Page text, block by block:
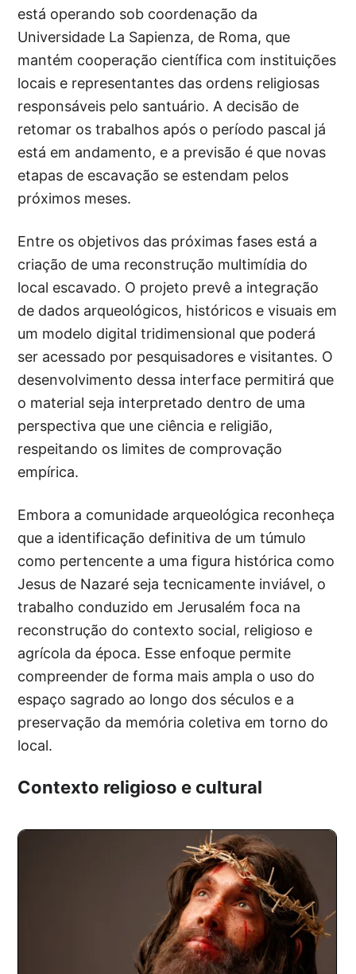
está operando sob coordenação da
Universidade La Sapienza, de Roma, que
mantém cooperação científica com instituições
locais e representantes das ordens religiosas
responsáveis pelo santuário. A decisão de
retomar os trabalhos após o período pascal já
está em andamento, e a previsão é que novas
etapas de escavação se estendam pelos
próximos meses.
Entre os objetivos das próximas fases está a
criação de uma reconstrução multimídia do
local escavado. O projeto prevê a integração
de dados arqueológicos, históricos e visuais em
um modelo digital tridimensional que poderá
ser acessado por pesquisadores e visitantes. O
desenvolvimento dessa interface permitirá que
o material seja interpretado dentro de uma
perspectiva que une ciência e religião,
respeitando os limites de comprovação
empírica.
Embora a comunidade arqueológica reconheça
que a identificação definitiva de um túmulo
como pertencente a uma figura histórica como
Jesus de Nazaré seja tecnicamente inviável, o
trabalho conduzido em Jerusalém foca na
reconstrução do contexto social, religioso e
agrícola da época. Esse enfoque permite
compreender de forma mais ampla o uso do
espaço sagrado ao longo dos séculos e a
preservação da memória coletiva em torno do
local.
Contexto religioso e cultural